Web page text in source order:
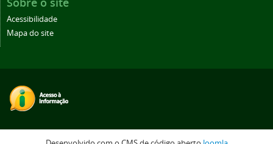
Acessibilidade
Mapa do site